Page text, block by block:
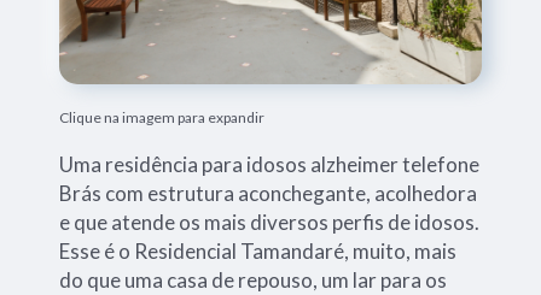
Clique na imagem para expandir
Uma residência para idosos alzheimer telefone
Brás com estrutura aconchegante, acolhedora
e que atende os mais diversos perfis de idosos.
Esse é o Residencial Tamandaré, muito, mais
do que uma casa de repouso, um lar para os